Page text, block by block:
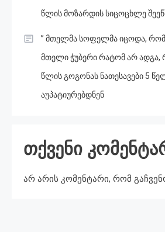
წლის მოზარდის სიცოცხლე
” მთელმა სოფელმა იცოდა,
მთელი ჭუბერი რატომ არ ადგა,
წლის გოგონას ნათესავები 5
აუპატიურებდნენ
თქვენი
არ არის კომენტარი, რომ